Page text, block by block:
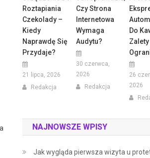
Roztapiania
Czekolady –
Kiedy
Naprawdę Się
Przydaje?
21 lipca, 2026
Redakcja
Czy Strona
Internetowa
Wymaga
Audytu?
30 czerwca,
2026
Redakcja
Do
Zalety I
26
2026
NAJNOWSZE WPISY
Jak wygląda pierwsza wizyta u